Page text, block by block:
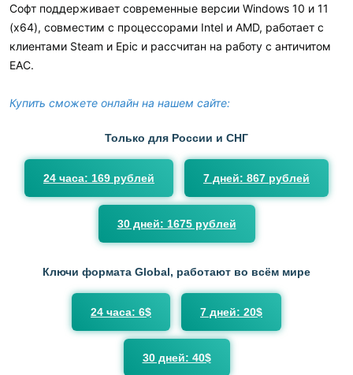
Софт поддерживает современные версии Windows 10 и 11
(x64), совместим с процессорами Intel и AMD, работает с
клиентами Steam и Epic и рассчитан на работу с античитом
EAC.
Купить сможете онлайн на нашем сайте:
Только для России и СНГ
24 часа: 169 рублей 7 дней: 867 рублей
30 дней: 1675 рублей
Ключи формата Global, работают во всём мире
24 часа: 6$ 7 дней: 20$
30 дней: 40$